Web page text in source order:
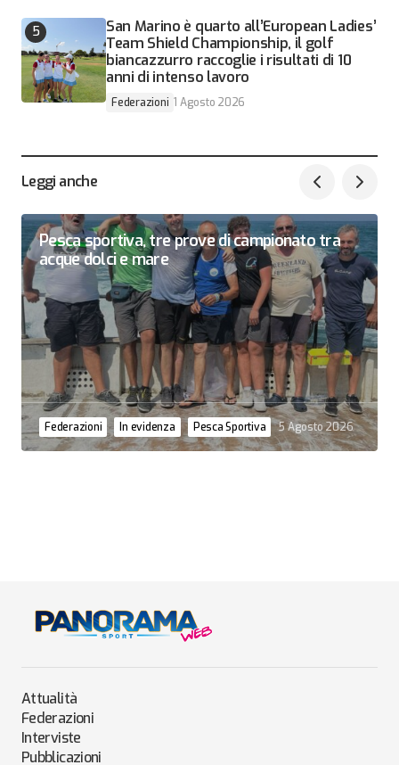
San Marino è quarto all’European Ladies’
Team Shield Championship, il golf
biancazzurro raccoglie i risultati di 10
anni di intenso lavoro
Federazioni 1 Agosto 2026
Leggi anche
Pesca sportiva, tre prove di campionato tra
acque dolci e mare
Federazioni In evidenza Pesca Sportiva 5 Agosto 2026
Attualità
Federazioni
Interviste
Pubblicazioni